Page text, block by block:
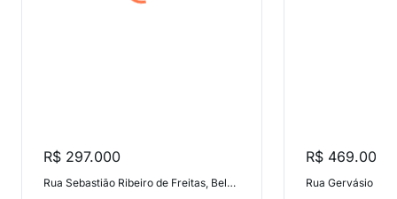
R$ 297.000
Rua Sebastião Ribeiro de Freitas, Bela Vista
R$ 469.000